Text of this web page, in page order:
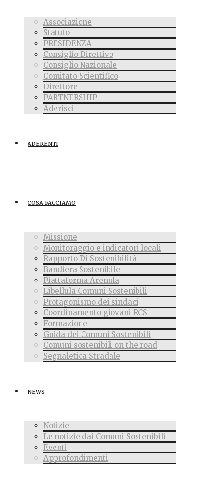
Associazione
Statuto
PRESIDENZA
Consiglio Direttivo
Consiglio Nazionale
Comitato Scientifico
Direttore
PARTNERSHIP
Aderisci
ADERENTI
COSA FACCIAMO
Missione
Monitoraggio e indicatori locali
Rapporto Di Sostenibilità
Bandiera Sostenibile
Piattaforma Arenula
Libellula Comuni Sostenibili
Protagonismo dei sindaci
Coordinamento giovani RCS
Formazione
Guida dei Comuni Sostenibili
Comuni sostenibili on the road
Segnaletica Stradale
NEWS
Notizie
Le notizie dai Comuni Sostenibili
Eventi
Approfondimenti